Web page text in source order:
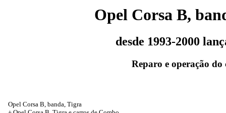
Opel Corsa B,
desde 1993-2000
Reparo e operação do
Opel Corsa B, banda, Tigra